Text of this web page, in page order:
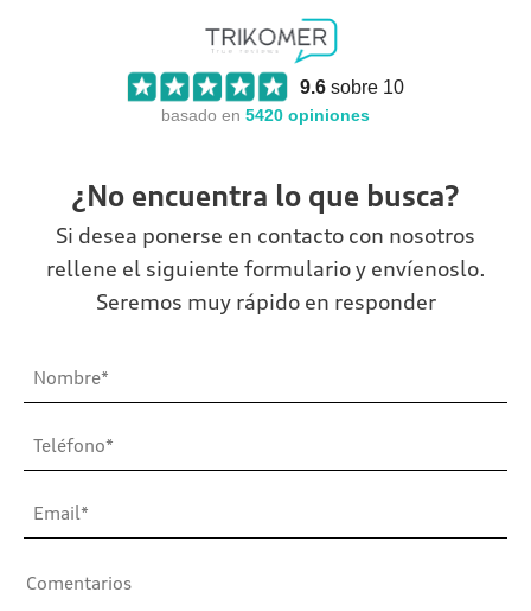
9.6sobre 10
basado en 5420 opiniones
¿No encuentra lo que busca?
Si desea ponerse en contacto con nosotros
rellene el siguiente formulario y envíenoslo.
Seremos muy rápido en responder